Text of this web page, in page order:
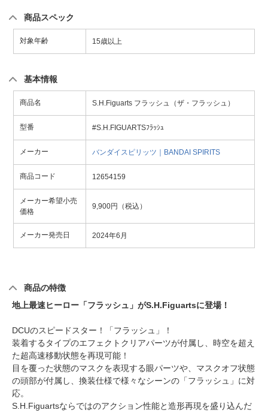
商品スペック
対象年齢 15歳以上
基本情報
商品名 S.H.Figuarts フラッシュ（ザ・フラッシュ）
型番 #S.H.FIGUARTSﾌﾗｯｼｭ
メーカー バンダイスピリッツ｜BANDAI SPIRITS
商品コード 12654159
メーカー希望小売
価格
9,900円（税込）
メーカー発売日 2024年6月
商品の特徴
地上最速ヒーロー「フラッシュ」がS.H.Figuartsに登場！
DCUのスピードスター！「フラッシュ」！
装着するタイプのエフェクトクリアパーツが付属し、時空を超え
た超高速移動状態を再現可能！
目を覆った状態のマスクを表現する眼パーツや、マスクオフ状態
の頭部が付属し、換装仕様で様々なシーンの「フラッシュ」に対
応。
S.H.Figuartsならではのアクション性能と造形再現を盛り込んだ